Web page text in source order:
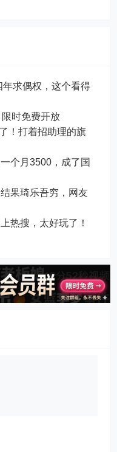
年求偶权，这个看得
时免费开放
！打着招助理的旗
个月3500，成了国
果琦乐吾穷，网友
热搜，太好玩了！